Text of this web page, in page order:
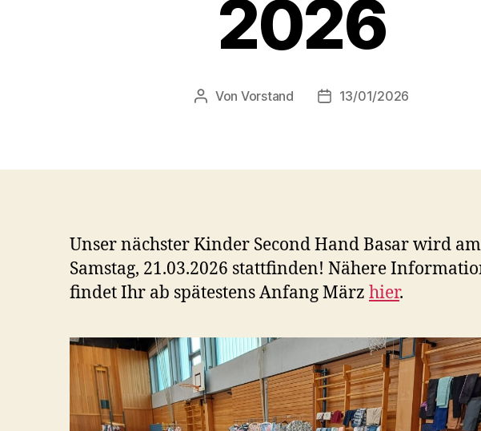
2026
Beitragsautor
Von Vorstand Veröffentlichungsdatum
13/01/2026
Unser nächster Kinder Second Hand Basar wird am
Samstag, 21.03.2026 stattfinden! Nähere
findet Ihr ab spätestens Anfang März hier.